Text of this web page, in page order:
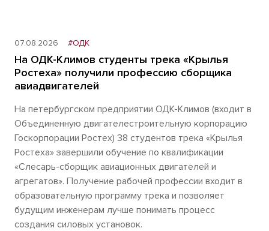
07.08.2026 #ОДК
На ОДК-Климов студенты трека «Крылья
Ростеха» получили профессию сборщика
авиадвигателей
На петербургском предприятии ОДК-Климов (входит в
Объединенную двигателестроительную корпорацию
Госкорпорации Ростех) 38 студентов трека «Крылья
Ростеха» завершили обучение по квалификации
«Слесарь-сборщик авиационных двигателей и
агрегатов». Получение рабочей профессии входит в
образовательную программу трека и позволяет
будущим инженерам лучше понимать процесс
создания силовых установок.